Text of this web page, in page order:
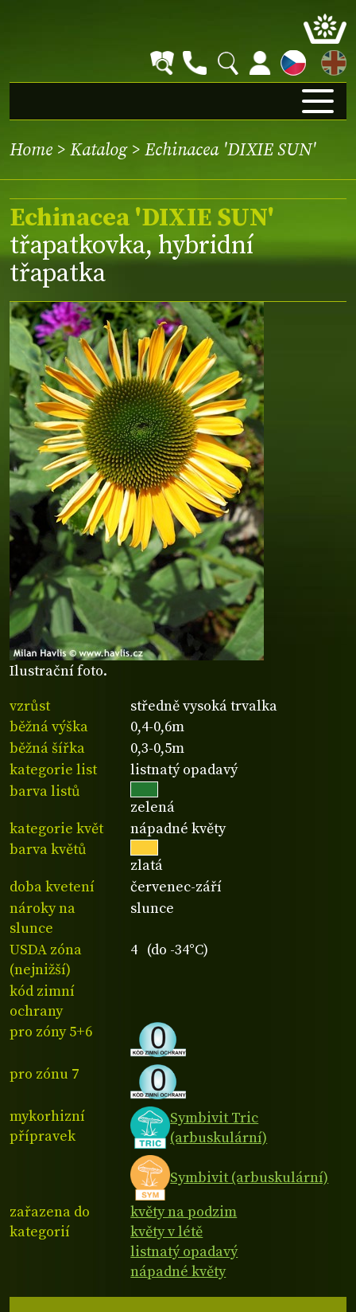
EN
Home > Katalog> Echinacea 'DIXIE SUN'
Ilustrační foto.
Echinacea 'DIXIE SUN'
třapatkovka, hybridní
třapatka
vzrůst
středně vysoká trvalka
běžná výška
0,4-0,6m
běžná šířka
0,3-0,5m
kategorie list
listnatý opadavý
barva listů
zelená
kategorie květ
nápadné květy
barva květů
zlatá
doba kvetení
červenec-září
nároky na
slunce
slunce
USDA zóna
(nejnižší)
4 (do -34°C)
kód zimní
ochrany
pro zóny 5+6
pro zónu 7
mykorhizní
přípravek
Symbivit Tric
(arbuskulární)
Symbivit (arbuskulární)
zařazena do
kategorií
květy na podzim
květy v létě
listnatý opadavý
nápadné květy